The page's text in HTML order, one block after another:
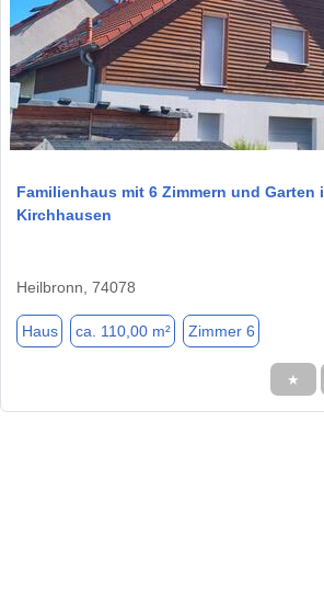
Familienhaus mit 6 Zimmern und Garten
Kirchhausen
Heilbronn, 74078
Haus ca. 110,00 m² Zimmer 6
★